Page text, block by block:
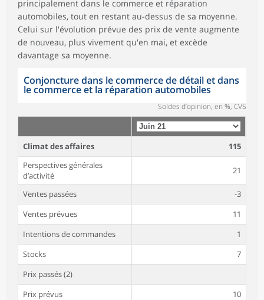
principalement dans le commerce et réparation
automobiles, tout en restant au-dessus de sa moyenne.
Celui sur l'évolution prévue des prix de vente augmente
de nouveau, plus vivement qu'en mai, et excède
davantage sa moyenne.
Conjoncture dans le commerce de détail et dans
le commerce et la réparation automobiles
Soldes d’opinion, en %, CVS
Climat des affaires
115
Perspectives générales
d’activité
21
Ventes passées
-3
Ventes prévues
11
Intentions de commandes
1
Stocks
7
Prix passés (2)
Prix prévus
10